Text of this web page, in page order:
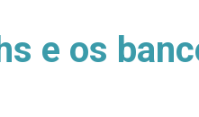
e os